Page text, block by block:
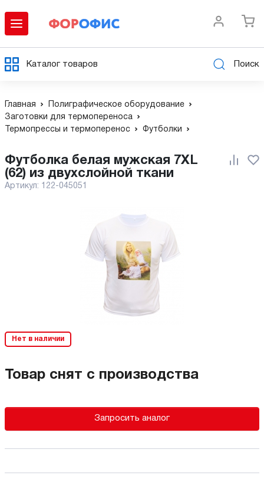
Каталог товаров Поиск
Главная
Полиграфическое оборудование
Заготовки для термопереноса
Термопрессы и термоперенос
Футболки
Футболка белая мужская 7XL
(62) из двухслойной ткани
Артикул: 122-045051
Нет в наличии
Товар снят с производства
Запросить аналог